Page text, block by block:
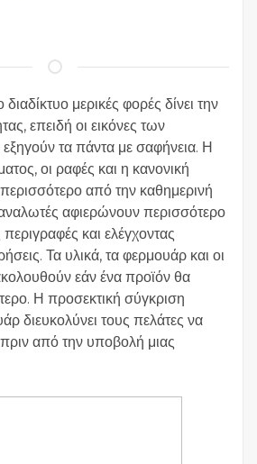
μερικές φορές δίνει την
επειδή οι εικόνες των
τα πάντα με σαφήνεια. Η
οι ραφές και η κανονική
από την καθημερινή
αφιερώνουν περισσότερο
και ελέγχοντας
Τα υλικά, τα φερμουάρ και οι
εάν ένα προϊόν θα
Η προσεκτική σύγκριση
διευκολύνει τους πελάτες να
από την υποβολή μιας